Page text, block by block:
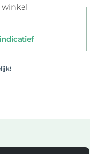
winkel